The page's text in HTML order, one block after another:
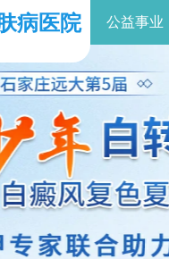
病医院 公益事业